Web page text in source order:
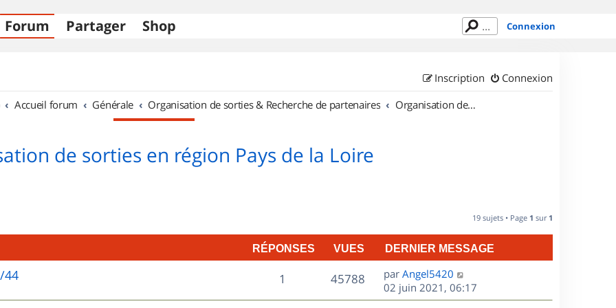
Forum Partager Shop Connexion
Connexion
Inscription
Accueil forum Générale Organisation de sorties & Recherche de partenaires Organisation de sorties en région Pays de la Loire
de sorties en région Pays de la Loire
19 sujets • Page 1 sur 1
RÉPONSES VUES DERNIER MESSAGE
44 1
é
45788V
u
D
e
r
par Angel5420
02 juin 2021, 06:17